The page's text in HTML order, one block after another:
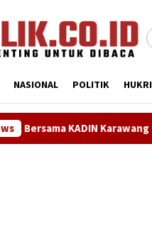
NASIONAL POLITIK
dan Metra-Net Perkuat